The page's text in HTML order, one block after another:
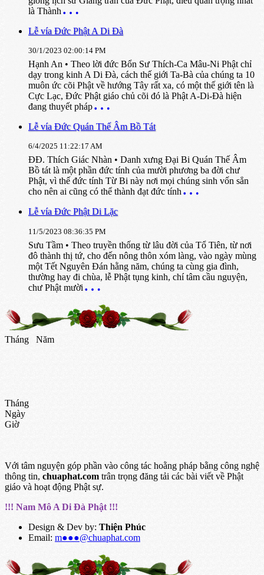
là Thành
Lễ vía Đức Phật A Di Đà
30/1/2023 02:00:14 PM
Hạnh An • Theo lời đức Bổn Sư Thích-Ca Mâu-Ni Phật chỉ
dạy trong kinh A Di Đà, cách thế giới Ta-Bà của chúng ta 10
muôn ức cõi Phật về hướng Tây rất xa, có một thế giới tên là
Cực Lạc, Đức Phật giáo chủ cõi đó là Phật A-Di-Đà hiện
đang thuyết pháp
Lễ vía Đức Quán Thế Âm Bồ Tát
6/4/2025 11:22:17 AM
ĐĐ. Thích Giác Nhàn • Danh xưng Đại Bi Quán Thế Âm
Bồ tát là một phần đức tính của mười phương ba đời chư
Phật, vì thế đức tính Từ Bi này nơi mọi chúng sinh vốn sẳn
cho nên ai cũng có thể thành đạt đức tính
Lễ vía Đức Phật Di Lặc
11/5/2023 08:36:35 PM
Sưu Tầm • Theo truyền thống từ lâu đời của Tổ Tiên, từ nơi
đô thành thị tứ, cho đến nông thôn xóm làng, vào ngày mùng
một Tết Nguyên Đán hằng năm, chúng ta cùng gia đình,
thường hay đi chùa, lễ Phật tụng kinh, chí tâm cầu nguyện,
chư Phật mười
Tháng Năm
Tháng
Ngày
Giờ
Với tâm nguyện góp phần vào công tác hoằng pháp bằng công nghệ
thông tin, chuaphat.com trân trọng đăng tải các bài viết về Phật
giáo và hoạt động Phật sự.
!!! Nam Mô A Di Đà Phật !!!
Design & Dev by: Thiện Phúc
Email: m●●●@chuaphat.com